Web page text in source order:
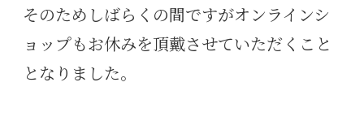
そのためしばらくの間ですがオンラインシ
ョップもお休みを頂戴させていただくこと
となりました。